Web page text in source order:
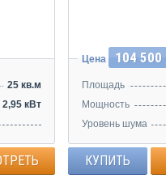
25 кв.м
2,95 кВт
Цена 104 500
Площадь
Мощность
Уровень шума
КУПИТЬ